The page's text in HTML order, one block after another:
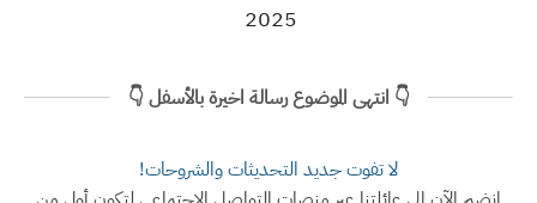
2025
👇 انتهى الموضوع رسالة اخيرة بالأسفل 👇
لا تفوت جديد التحديثات والشروحات!